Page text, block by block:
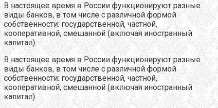
В настоящее время в России функционируют разные
виды банков, в том числе с различной формой
собственности: государственной, частной,
кооперативной, смешанной (включая иностранный
капитал).
В настоящее время в России функционируют разные
виды банков, в том числе с различной формой
собственности: государственной, частной,
кооперативной, смешанной (включая иностранный
капитал).